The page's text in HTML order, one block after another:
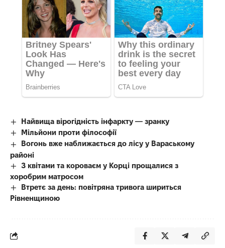
Найвища вірогідність інфаркту — зранку
Мільйони проти філософії
Вогонь вже наближається до лісу у Вараському
районі
З квітами та короваєм у Корці прощалися з
хоробрим матросом
Втретє за день: повітряна тривога шириться
Рівненщиною